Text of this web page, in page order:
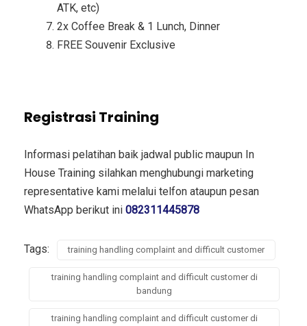
ATK, etc)
2x Coffee Break & 1 Lunch, Dinner
FREE Souvenir Exclusive
Registrasi Training
Informasi pelatihan baik jadwal public maupun In
House Training silahkan menghubungi marketing
representative kami melalui telfon ataupun pesan
WhatsApp berikut ini 082311445878
Tags: training handling complaint and difficult customer
training handling complaint and difficult customer di
bandung
training handling complaint and difficult customer di